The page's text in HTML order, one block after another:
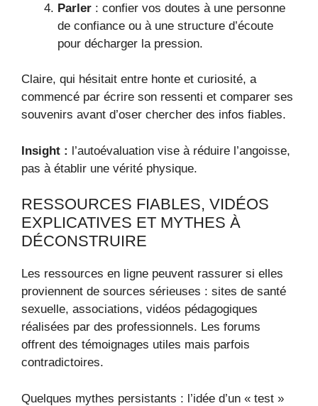
Parler : confier vos doutes à une personne
de confiance ou à une structure d’écoute
pour décharger la pression.
Claire, qui hésitait entre honte et curiosité, a
commencé par écrire son ressenti et comparer ses
souvenirs avant d’oser chercher des infos fiables.
Insight : l’autoévaluation vise à réduire l’angoisse,
pas à établir une vérité physique.
RESSOURCES FIABLES, VIDÉOS
EXPLICATIVES ET MYTHES À
DÉCONSTRUIRE
Les ressources en ligne peuvent rassurer si elles
proviennent de sources sérieuses : sites de santé
sexuelle, associations, vidéos pédagogiques
réalisées par des professionnels. Les forums
offrent des témoignages utiles mais parfois
contradictoires.
Quelques mythes persistants : l’idée d’un « test »